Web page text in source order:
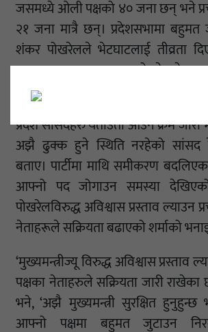
जसमध्ये ओली पक्षको ४० जना छन् भने
२१ जना मात्रै छन्। प्रदेशसभामा बहुमत
शंकर पोखरेलले भेटघाटलाई तीव्रता
पक्षमा बहुमत जुटाउन पोखरेलले
सांसदलाई विभिन्न प्रलोभन दिएर
प्रदेश सांसदहरु यताउता आउने क्रम जारी
अझै ढुक्क हुने स्थिति नरहेको सांसद
बताए। पार्टीमा माथि समीकरण
आफ्नो पद जोगाउन समस्या देखिएको
पोखरेलविरुद्ध अविश्वास प्रस्ताव ल्याउन
नेताहरूले सक्रियता बढाएको शर्माको
‘मुख्यमन्त्रीज्यू विरुद्ध अविश्वास प्रस्ताव
पक्षका नेताहरुले सक्रियता जारी राखेका
भने, ‘अझै मुख्यमन्त्री सुरक्षित हुनुहुन्छ
आफ्नो पक्षमा बहुमत जुटाउन